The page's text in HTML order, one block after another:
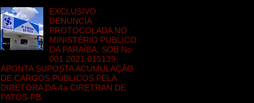
EXCLUSIVO :
DENUNCIA
PROTOCOLADA NO
MINISTÉRIO PUBLICO
DA PARAÍBA, SOB No
001.2021.015139,
APONTA SUPOSTA ACUMULAÇÃO
DE CARGOS PÚBLICOS PELA
DIRETORA DA 4a CIRETRAN DE
PATOS-PB.